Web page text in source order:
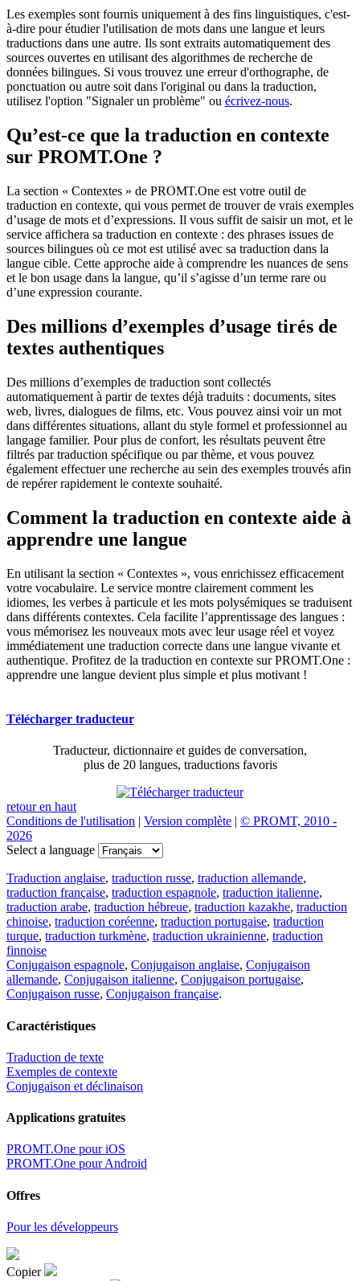
Les exemples sont fournis uniquement à des fins linguistiques, c'est-
à-dire pour étudier l'utilisation de mots dans une langue et leurs
traductions dans une autre. Ils sont extraits automatiquement des
sources ouvertes en utilisant des algorithmes de recherche de
données bilingues. Si vous trouvez une erreur d'orthographe, de
ponctuation ou autre soit dans l'original ou dans la traduction,
utilisez l'option "Signaler un problème" ou écrivez-nous.
Qu’est-ce que la traduction en contexte
sur PROMT.One ?
La section « Contextes » de PROMT.One est votre outil de
traduction en contexte, qui vous permet de trouver de vrais exemples
d’usage de mots et d’expressions. Il vous suffit de saisir un mot, et le
service affichera sa traduction en contexte : des phrases issues de
sources bilingues où ce mot est utilisé avec sa traduction dans la
langue cible. Cette approche aide à comprendre les nuances de sens
et le bon usage dans la langue, qu’il s’agisse d’un terme rare ou
d’une expression courante.
Des millions d’exemples d’usage tirés de
textes authentiques
Des millions d’exemples de traduction sont collectés
automatiquement à partir de textes déjà traduits : documents, sites
web, livres, dialogues de films, etc. Vous pouvez ainsi voir un mot
dans différentes situations, allant du style formel et professionnel au
langage familier. Pour plus de confort, les résultats peuvent être
filtrés par traduction spécifique ou par thème, et vous pouvez
également effectuer une recherche au sein des exemples trouvés afin
de repérer rapidement le contexte souhaité.
Comment la traduction en contexte aide à
apprendre une langue
En utilisant la section « Contextes », vous enrichissez efficacement
votre vocabulaire. Le service montre clairement comment les
idiomes, les verbes à particule et les mots polysémiques se traduisent
dans différents contextes. Cela facilite l’apprentissage des langues :
vous mémorisez les nouveaux mots avec leur usage réel et voyez
immédiatement une traduction correcte dans une langue vivante et
authentique. Profitez de la traduction en contexte sur PROMT.One :
apprendre une langue devient plus simple et plus motivant !
Télécharger traducteur
Traducteur, dictionnaire et guides de conversation,
plus de 20 langues, traductions favoris
retour en haut
Conditions de l'utilisation | Version complète | © PROMT, 2010 -
2026
Select a language
Traduction anglaise, traduction russe, traduction allemande,
traduction française, traduction espagnole, traduction italienne,
traduction arabe, traduction hébreue, traduction kazakhe, traduction
chinoise, traduction coréenne, traduction portugaise, traduction
turque, traduction turkmène, traduction ukrainienne, traduction
finnoise
Conjugaison espagnole, Conjugaison anglaise, Conjugaison
allemande, Conjugaison italienne, Conjugaison portugaise,
Conjugaison russe, Conjugaison française.
Caractéristiques
Traduction de texte
Exemples de contexte
Conjugaison et déclinaison
Applications gratuites
PROMT.One pour iOS
PROMT.One pour Android
Offres
Pour les développeurs
Copier